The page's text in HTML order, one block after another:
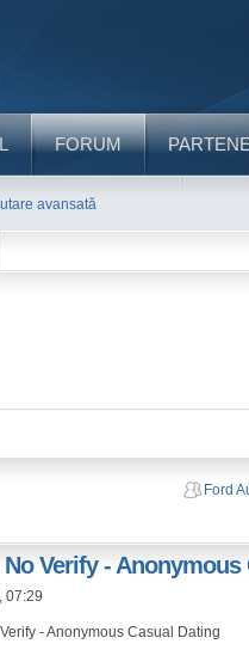
FORUM
avansată
Ford
Verify - Anonymous
07:29
- Anonymous Casual Dating